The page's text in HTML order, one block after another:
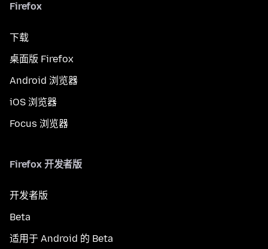
Firefox
下载
桌面版 Firefox
Android 浏览器
iOS 浏览器
Focus 浏览器
Firefox 开发者版
开发者版
Beta
适用于 Android 的 Beta